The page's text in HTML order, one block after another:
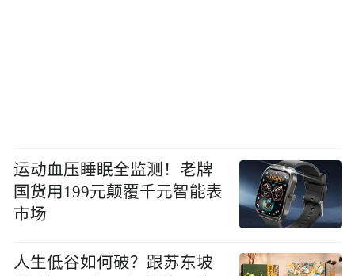
运动血压睡眠全监测！老牌
国货用199元颠覆千元智能表
市场
人生低谷如何破？跟苏东坡